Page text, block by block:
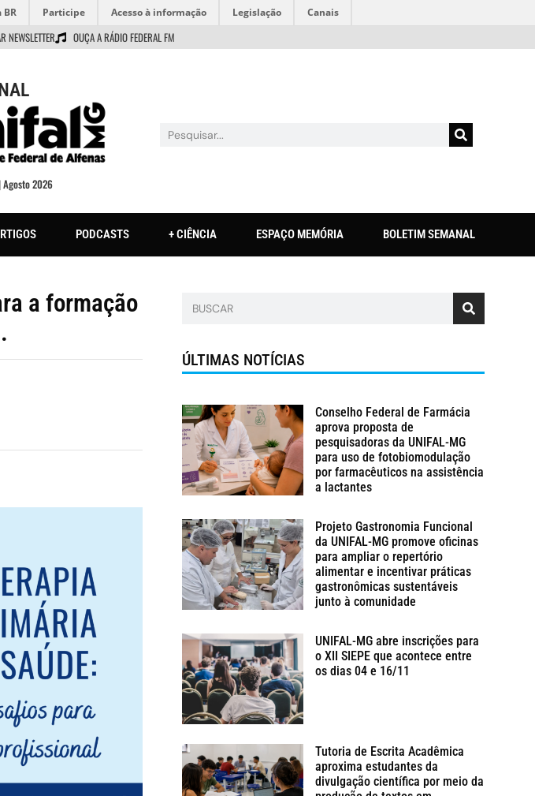
BR Participe Acesso à informação Legislação Canais
NEWSLETTER OUÇA A RÁDIO FEDERAL FM
2026
PODCASTS + CIÊNCIA ESPAÇO MEMÓRIA BOLETIM SEMANAL
a formação
ÚLTIMAS NOTÍCIAS
Conselho Federal de Farmácia
aprova proposta de
pesquisadoras da UNIFAL-MG
para uso de fotobiomodulação
por farmacêuticos na assistência
a lactantes
Projeto Gastronomia Funcional
da UNIFAL-MG promove oficinas
para ampliar o repertório
alimentar e incentivar práticas
gastronômicas sustentáveis
junto à comunidade
UNIFAL-MG abre inscrições para
o XII SIEPE que acontece entre
os dias 04 e 16/11
Tutoria de Escrita Acadêmica
aproxima estudantes da
divulgação científica por meio da